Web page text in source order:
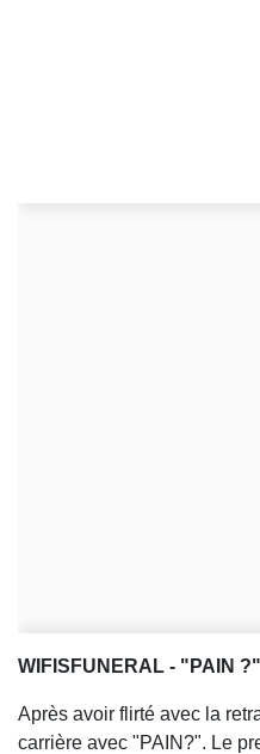
WIFISFUNERAL - "PAIN ?"
Après avoir flirté avec la
carrière avec "PAIN?". Le